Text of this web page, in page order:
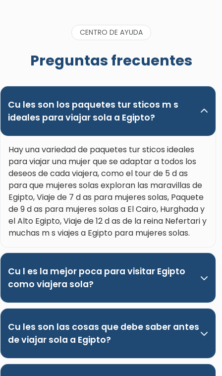
CENTRO DE AYUDA
Preguntas frecuentes
Cu les son los paquetes tur sticos m s
ideales para viajar sola a Egipto?
Hay una variedad de paquetes tur sticos ideales
para viajar una mujer que se adaptar a todos los
deseos de cada viajera, como el tour de 5 d as
para que mujeres solas exploran las maravillas de
Egipto, Viaje de 7 d as para mujeres solas, Paquete
de 9 d as para mujeres solas a El Cairo, Hurghada y
el Alto Egipto, Viaje de 12 d as de la reina Nefertari y
muchas m s viajes a Egipto para mujeres solas.
Cu l es la mejor poca para visitar Egipto
como viajera sola?
Cu les son las cosas que debe saber antes
de viajar sola a Egipto?